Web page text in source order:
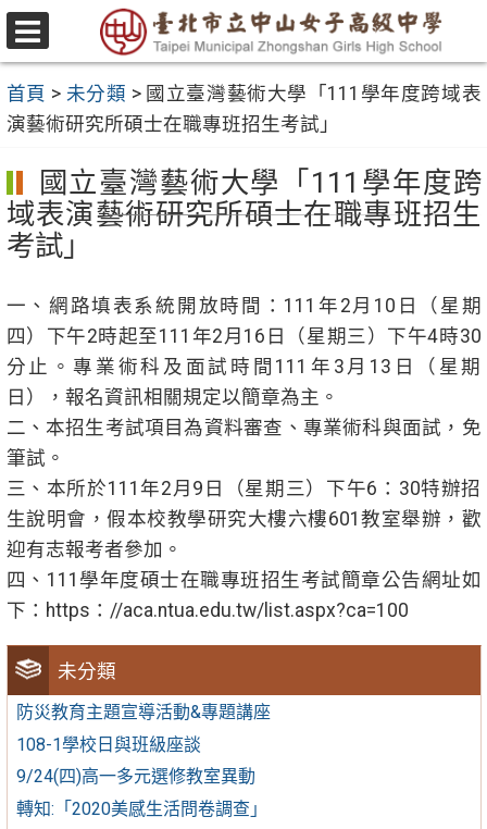
跳
至
要
內
容
區
選
單
首頁 > 未分類 > 國立臺灣藝術大學「111學年度跨域表
演藝術研究所碩士在職專班招生考試」
未分類
防災教育主題宣導活動&專題講座
108-1學校日與班級座談
9/24(四)高一多元選修教室異動
轉知:「2020美感生活問卷調查」
國立臺灣藝術大學「111學年度跨
域表演藝術研究所碩士在職專班招生
考試」
一、網路填表系統開放時間：111年2月10日（星期
四）下午2時起至111年2月16日（星期三）下午4時30
分止。專業術科及面試時間111年3月13日（星期
日），報名資訊相關規定以簡章為主。
二、本招生考試項目為資料審查、專業術科與面試，免
筆試。
三、本所於111年2月9日（星期三）下午6：30特辦招
生說明會，假本校教學研究大樓六樓601教室舉辦，歡
迎有志報考者參加。
四、111學年度碩士在職專班招生考試簡章公告網址如
下：https：//aca.ntua.edu.tw/list.aspx?ca=100